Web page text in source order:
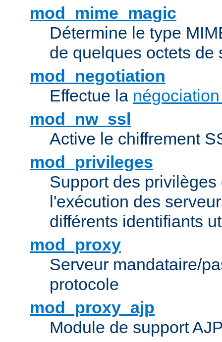
mod_mime_magic
Détermine le type
de quelques octets de
mod_negotiation
Effectue la
mod_nw_ssl
Active le chiffrement
mod_privileges
Support des
l'exécution des
différents identifiants
mod_proxy
Serveur mandataire/
protocole
mod_proxy_ajp
Module de support